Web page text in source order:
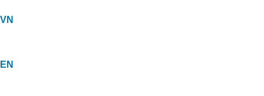
VN
EN